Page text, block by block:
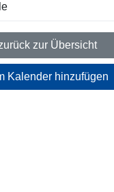
zur Übersicht
Kalender hinzufügen